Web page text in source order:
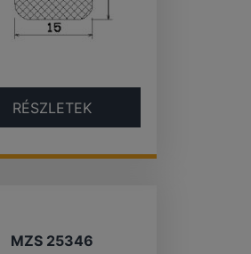
RÉSZLETEK
MZS 25346